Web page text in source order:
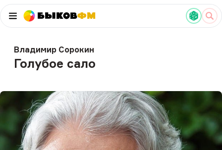
БыковФМ
Владимир Сорокин
Голубое сало